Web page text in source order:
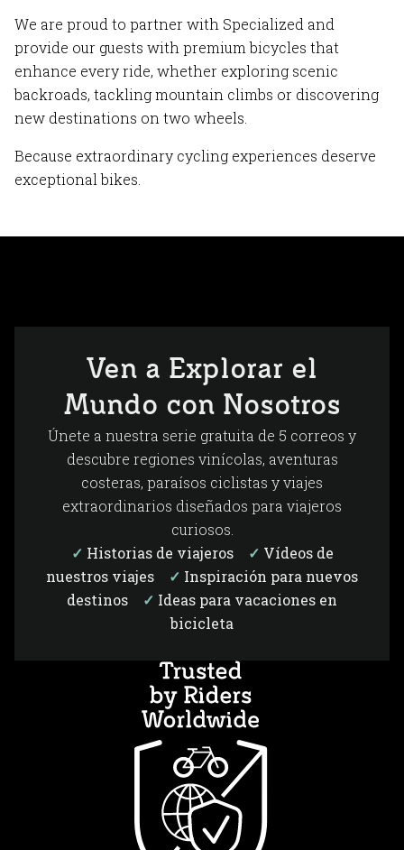
We are proud to partner with Specialized and
provide our guests with premium bicycles that
enhance every ride, whether exploring scenic
backroads, tackling mountain climbs or discovering
new destinations on two wheels.
Because extraordinary cycling experiences deserve
exceptional bikes.
Ven a Explorar el
Mundo con Nosotros
Únete a nuestra serie gratuita de 5 correos y
descubre regiones vinícolas, aventuras
costeras, paraísos ciclistas y viajes
extraordinarios diseñados para viajeros
curiosos.
✓ Historias de viajeros ✓ Vídeos de
nuestros viajes ✓ Inspiración para nuevos
destinos ✓ Ideas para vacaciones en
bicicleta